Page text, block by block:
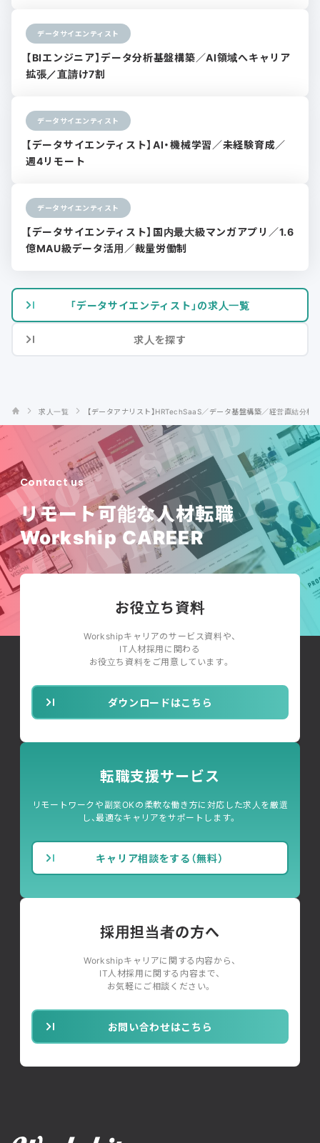
データサイエンティスト
【BIエンジニア】データ分析基盤構築／AI領域へキャリア
拡張／直請け7割
データサイエンティスト
【データサイエンティスト】AI・機械学習／未経験育成／
週4リモート
データサイエンティスト
【データサイエンティスト】国内最大級マンガアプリ／1.6
億MAU級データ活用／裁量労働制
「データサイエンティスト」の求人一覧
求人を探す
求人一覧 【データアナリスト】HRTechSaaS／データ基盤構築／経営直結分
Contact us
リモート可能な人材転職
Workship CAREER
お役立ち資料
Workshipキャリアのサービス資料や、
IT人材採用に関わる
お役立ち資料をご用意しています。
ダウンロードはこちら
転職支援サービス
リモートワークや副業OKの柔軟な働き方に対応した求人を厳選
し、最適なキャリアをサポートします。
キャリア相談をする（無料）
採用担当者の方へ
Workshipキャリアに関する内容から、
IT人材採用に関する内容まで、
お気軽にご相談ください。
お問い合わせはこちら